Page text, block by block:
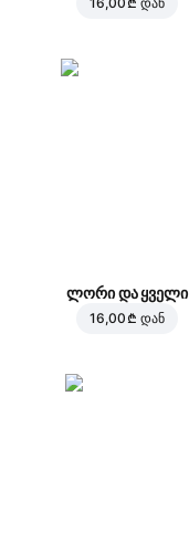
ლორი და ყველი
16,00 ₾ დან